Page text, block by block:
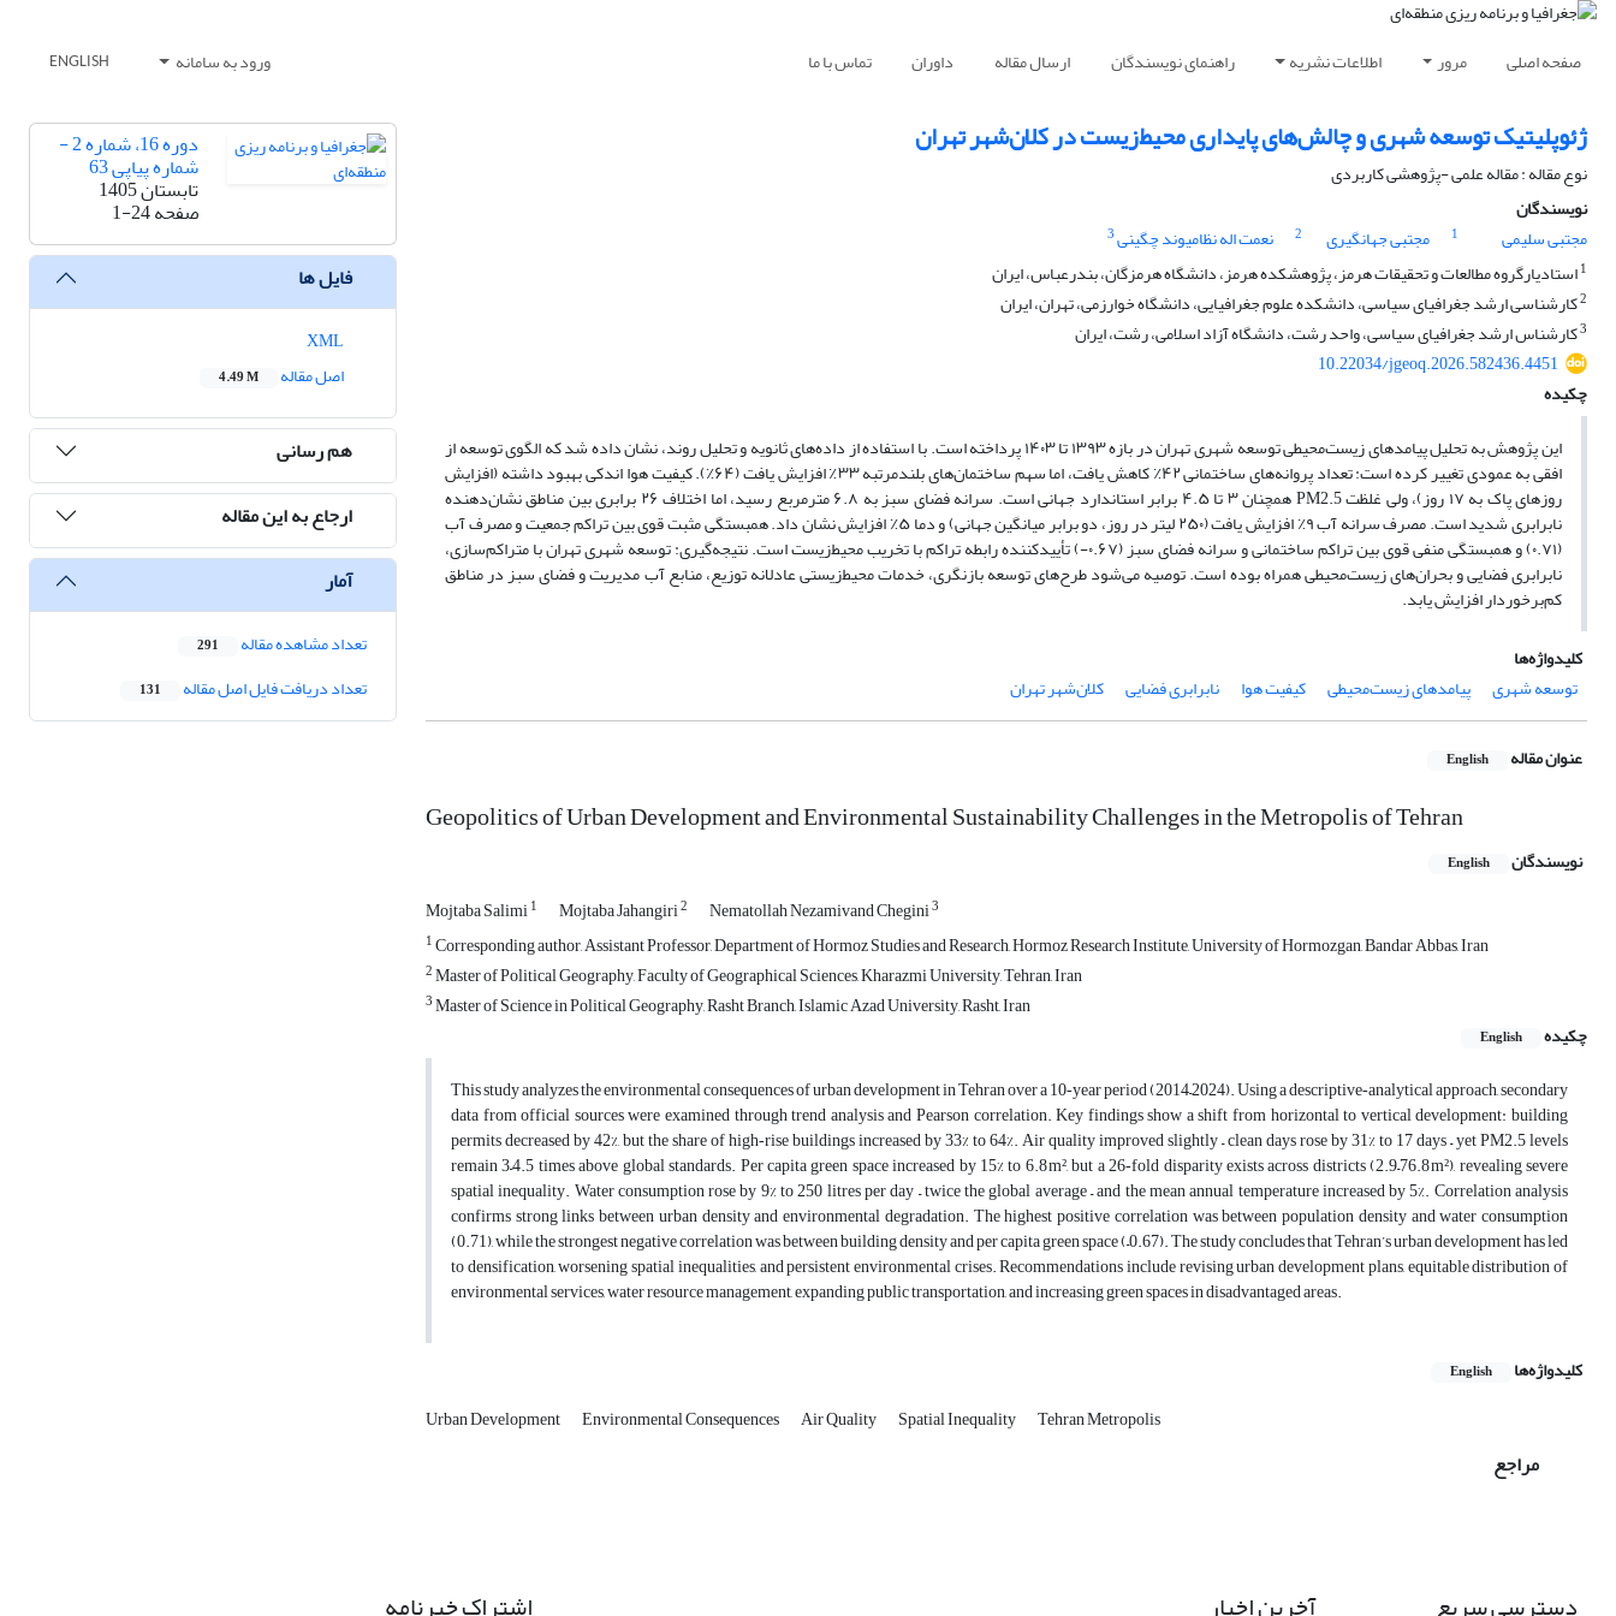
صفحه اصلی مرور اطلاعات نشریه راهنمای نویسندگان ارسال مقاله داوران تماس با ما ورود به سامانه ENGLISH
ژئوپلیتیک توسعه شهری و چالش‌های پایداری محیط‌زیست در کلان‌شهر تهران
نوع مقاله : مقاله علمی -پژوهشی کاربردی
نویسندگان
مجتبی سلیمی
1 مجتبی جهانگیری 2 نعمت اله نظامیوند چگینی3
1استادیارگروه مطالعات و تحقیقات هرمز، پژوهشکده هرمز، دانشگاه هرمزگان، بندرعباس، ایران
2کارشناسی ارشد جغرافیای سیاسی، دانشکده علوم جغرافیایی، دانشگاه خوارزمی، تهران، ایران
3کارشناس ارشد جغرافیای سیاسی، واحد رشت، دانشگاه آزاد اسلامی، رشت، ایران
10.22034/jgeoq.2026.582436.4451
چکیده
این پژوهش به تحلیل پیامدهای زیست‌محیطی توسعه شهری تهران در بازه ۱۳۹۳ تا ۱۴۰۳ پرداخته است. با استفاده از داده‌های ثانویه و تحلیل روند، نشان داده شد که الگوی توسعه از
افقی به عمودی تغییر کرده است: تعداد پروانه‌های ساختمانی ۴۲٪ کاهش یافت، اما سهم ساختمان‌های بلندمرتبه ۳۳٪ افزایش یافت (۶۴٪). کیفیت هوا اندکی بهبود داشته (افزایش
روزهای پاک به ۱۷ روز)، ولی غلظت PM2.5 همچنان ۳ تا ۴.۵ برابر استاندارد جهانی است. سرانه فضای سبز به ۶.۸ مترمربع رسید، اما اختلاف ۲۶ برابری بین مناطق نشان‌دهنده
نابرابری شدید است. مصرف سرانه آب ۹٪ افزایش یافت (۲۵۰ لیتر در روز، دو برابر میانگین جهانی) و دما ۵٪ افزایش نشان داد. همبستگی مثبت قوی بین تراکم جمعیت و مصرف آب
(۰.۷۱) و همبستگی منفی قوی بین تراکم ساختمانی و سرانه فضای سبز (۰.۶۷-) تأییدکننده رابطه تراکم با تخریب محیط‌زیست است. نتیجه‌گیری: توسعه شهری تهران با متراکم‌سازی،
نابرابری فضایی و بحران‌های زیست‌محیطی همراه بوده است. توصیه می‌شود طرح‌های توسعه بازنگری، خدمات محیط‌زیستی عادلانه توزیع، منابع آب مدیریت و فضای سبز در مناطق
کم‌برخوردار افزایش یابد.
کلیدواژه‌ها
توسعه شهری
پیامدهای زیست‌محیطی کیفیت هوا نابرابری فضایی کلان‌شهر تهران
عنوان مقاله English
Geopolitics of Urban Development and Environmental Sustainability Challenges in the Metropolis of Tehran
نویسندگان English
Mojtaba Salimi1 Mojtaba Jahangiri2 Nematollah Nezamivand Chegini3
1Corresponding author, Assistant Professor, Department of Hormoz Studies and Research, Hormoz Research Institute, University of Hormozgan, Bandar Abbas, Iran
2Master of Political Geography, Faculty of Geographical Sciences, Kharazmi University, Tehran, Iran
3Master of Science in Political Geography, Rasht Branch, Islamic Azad University, Rasht, Iran
چکیده
English
This study analyzes the environmental consequences of urban development in Tehran over a 10‑year period (2014–2024). Using a descriptive‑analytical approach, secondary
data from official sources were examined through trend analysis and Pearson correlation. Key findings show a shift from horizontal to vertical development: building
permits decreased by 42%, but the share of high‑rise buildings increased by 33% to 64%. Air quality improved slightly – clean days rose by 31% to 17 days – yet PM2.5 levels
remain 3–4.5 times above global standards. Per capita green space increased by 15% to 6.8 m², but a 26‑fold disparity exists across districts (2.9–76.8 m²), revealing severe
spatial inequality. Water consumption rose by 9% to 250 litres per day – twice the global average – and the mean annual temperature increased by 5%. Correlation analysis
confirms strong links between urban density and environmental degradation. The highest positive correlation was between population density and water consumption
(0.71), while the strongest negative correlation was between building density and per capita green space (–0.67). The study concludes that Tehran’s urban development has led
to densification, worsening spatial inequalities, and persistent environmental crises. Recommendations include revising urban development plans, equitable distribution of
environmental services, water resource management, expanding public transportation, and increasing green spaces in disadvantaged areas.
کلیدواژه‌ها English
Urban Development Environmental Consequences Air Quality Spatial Inequality Tehran Metropolis
مراجع
دوره 16، شماره 2 -
شماره پیاپی 63
تابستان 1405
صفحه1-24
فایل ها
اصل مقاله
4.49 M
هم رسانی
ارجاع به این مقاله
آمار
تعداد مشاهده مقاله 291
تعداد دریافت فایل اصل مقاله 131